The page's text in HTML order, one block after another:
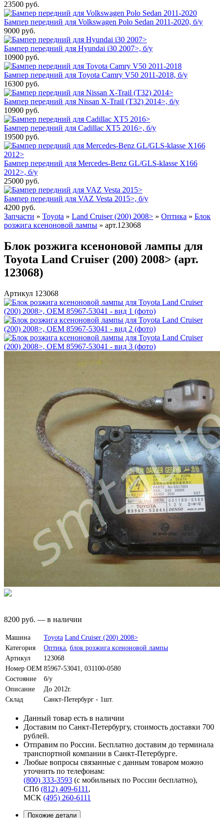
23500 руб.
Бампер передний для Volkswagen Polo Sedan 2011-2020, б/у
9000 руб.
Бампер передний для Hyundai i30 2007>, б/у
10900 руб.
Бампер передний для Toyota Camry V50 2011-2018, б/у
16300 руб.
Бампер передний для Nissan X-Trail (T32) 2014>, б/у
10900 руб.
Бампер передний для Cadillac XT5 2016>, б/у
19500 руб.
Бампер передний для Mercedes-Benz GL/GLS-klasse X166
2012>, б/у
25000 руб.
Бампер передний для VAZ Vesta 2015>, б/у
4200 руб.
Запчасти » Toyota » Land Cruiser (200) 2008> » Оптика » Блок
розжига ксеноновой лампы » арт.123068
Блок розжига ксеноновой лампы для
Toyota Land Cruiser (200) 2008> (арт.
123068)
Артикул 123068
8200 руб. — в наличии
Машина Toyota Land Cruiser (200) 2008>
Категория
Оптика блок розжига ксеноновой лампы
Артикул
123068
Номер OEM 85967-53041, 031100-0580
Состояние
б/у
Описание
До 2012г.
Склад
Санкт-Петербург - 1шт.
Данный товар есть в наличии
Доставим по Санкт-Петербургу, стоимость доставки 700
рублей.
Отправим по России. Бесплатно доставим до терминала
транспортной компании в Санкт-Петербурге.
Любые вопросы связанные с данным товаром можно
уточнить по телефонам:
(800) 333-3593 (с мобильных по России бесплатно),
СПб (812) 409-6111 ,
МСК (495) 260-6111
Похожие детали